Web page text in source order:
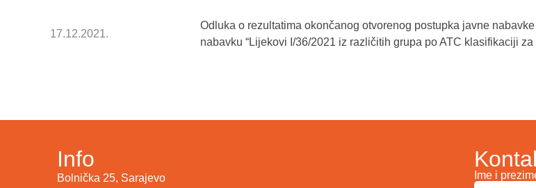
17.12.2021.
Odluka o rezultatima okončanog otvorenog postupka javne
nabavku “Lijekovi I/36/2021 iz različitih grupa po ATC klasifikaciji za
Info
Bolnička 25, Sarajevo
Ime i